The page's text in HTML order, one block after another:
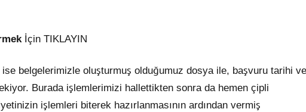
İçin TIKLAYIN
belgelerimizle oluşturmuş olduğumuz dosya ile, başvuru tarihi ve
Burada işlemlerimizi hallettikten sonra da hemen çipli
işlemleri biterek hazırlanmasının ardından vermiş